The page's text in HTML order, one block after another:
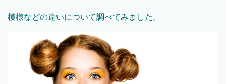
模様などの違いについて調べてみました。